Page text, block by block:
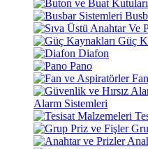
Güç
Diafon
Pano
Alarm Sistemleri